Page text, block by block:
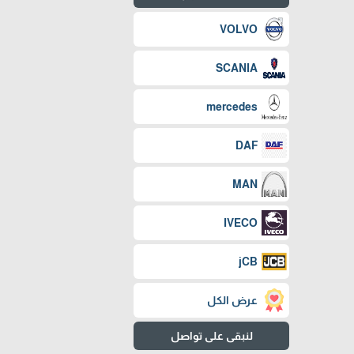
VOLVO
SCANIA
mercedes
DAF
MAN
IVECO
jCB
عرض الكل
لنبقى على تواصل